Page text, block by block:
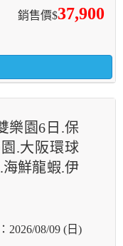
銷售價$37,900
樂園6日.保
.大阪環球
鮮龍蝦.伊
2026/08/09 (日)